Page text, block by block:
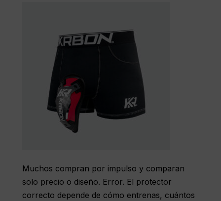
Muchos compran por impulso y comparan
solo precio o diseño. Error. El protector
correcto depende de cómo entrenas, cuántos